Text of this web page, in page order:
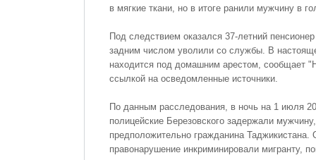
в мягкие ткани, но в итоге ранили мужчину в
Под следствием оказался 37-летний
задним числом уволили со службы. В
находится под домашним арестом, сообщает
ссылкой на осведомленные источники.
По данным расследования, в ночь на 1 июля
полицейские Березовского задержали мужчину,
предположительно гражданина Таджикистана.
правонарушение инкриминировали мигранту,